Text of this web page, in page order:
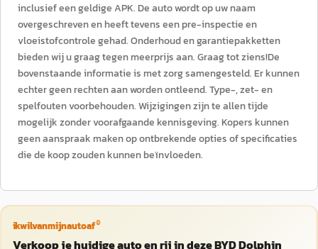
inclusief een geldige APK. De auto wordt op uw naam
overgeschreven en heeft tevens een pre-inspectie en
vloeistofcontrole gehad. Onderhoud en garantiepakketten
bieden wij u graag tegen meerprijs aan. Graag tot ziens!De
bovenstaande informatie is met zorg samengesteld. Er kunnen
echter geen rechten aan worden ontleend. Type-, zet- en
spelfouten voorbehouden. Wijzigingen zijn te allen tijde
mogelijk zonder voorafgaande kennisgeving. Kopers kunnen
geen aanspraak maken op ontbrekende opties of specificaties
die de koop zouden kunnen beïnvloeden.
ikwilvanmijnautoaf®
Verkoop je huidige auto en rij in deze BYD Dolphin